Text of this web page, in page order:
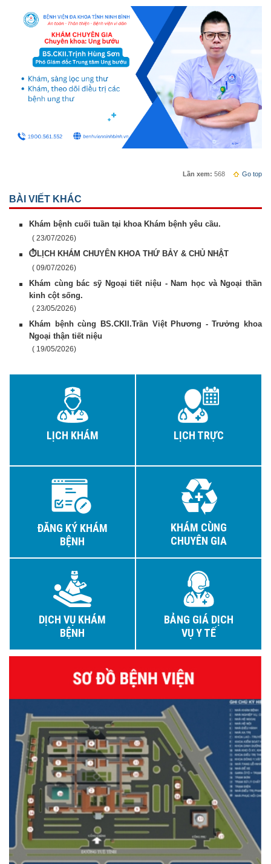
Lần xem: 568 Go top
BÀI VIẾT KHÁC
Khám bệnh cuối tuần tại khoa Khám bệnh yêu cầu.
( 23/07/2026)
⏱️LỊCH KHÁM CHUYÊN KHOA THỨ BẢY & CHỦ NHẬT
( 09/07/2026)
Khám cùng bác sỹ Ngoại tiết niệu - Nam học và Ngoại thần
kinh cột sống.
( 23/05/2026)
Khám bệnh cùng BS.CKII.Trần Việt Phương - Trưởng khoa
Ngoại thận tiết niệu
( 19/05/2026)
LỊCH KHÁM LỊCH TRỰC
ĐĂNG KÝ KHÁM
BỆNH
KHÁM CÙNG
CHUYÊN GIA
DỊCH VỤ KHÁM
BỆNH
BẢNG GIÁ DỊCH
VỤ Y TẾ